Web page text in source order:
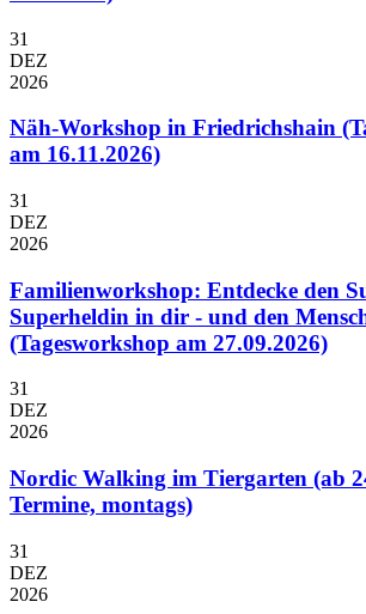
31
DEZ
2026
Näh-Workshop in Friedrichshain
am 16.11.2026)
31
DEZ
2026
Familienworkshop: Entdecke den
Superheldin in dir - und den
(Tagesworkshop am 27.09.2026)
31
DEZ
2026
Nordic Walking im Tiergarten (ab
Termine, montags)
31
DEZ
2026